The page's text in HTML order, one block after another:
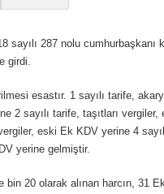
sayılı 287 nolu cumhurbaşkanı
girdi.
esastır. 1 sayılı tarife,
2 sayılı tarife, taşıtları vergiler,
eski Ek KDV yerine 4
yerine gelmiştir.
20 olarak alınan harcın, 31